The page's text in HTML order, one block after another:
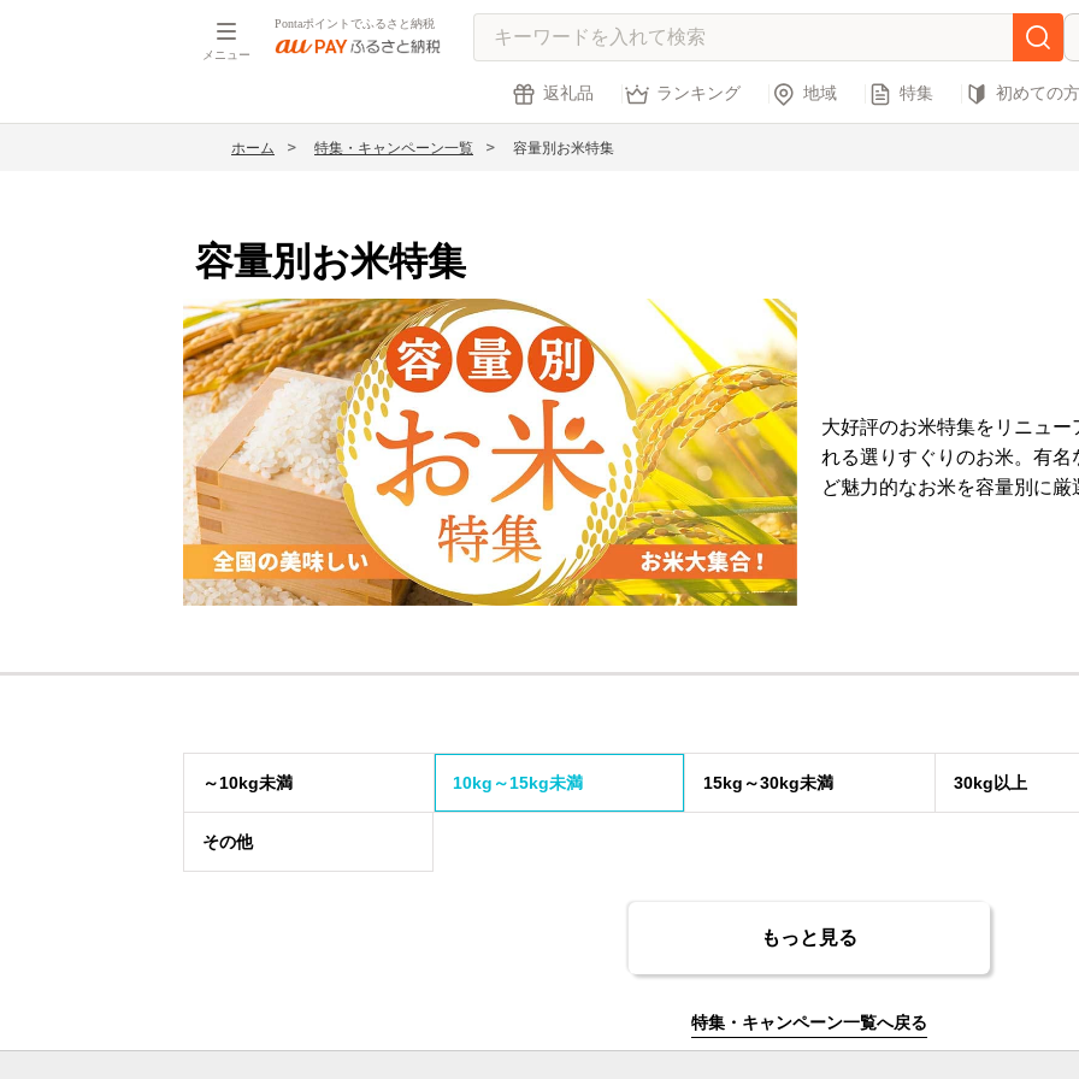
メニュー
Pontaポイントでふるさと納税
返礼品 ランキング 地域 特集 初めての方
ホーム 特集・キャンペーン一覧 容量別お米特集
容量別お米特集
大好評のお米特集をリニュ
れる選りすぐりのお米。有
ど魅力的なお米を容量別に厳
～10kg未満 10kg～15kg未満 15kg～30kg未満 30kg以上
その他
もっと見る
特集・キャンペーン一覧へ戻る